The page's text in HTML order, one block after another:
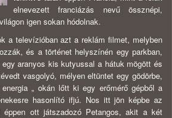
elnevezett franciázás nevű össznépi,
igen sokan hódolnak.
a televízióban azt a reklám filmet, melyben
és a történet helyszínén egy parkban,
aranyos kis kutyussal a hátuk mögött és
vasgolyó, mélyen eltüntet egy gödörbe,
„ okán lőtt ki egy erőmérő gépből a
hasonlító ifjú. Nos itt jön képbe az
éppen ott játszadozó Petangos, akit a két